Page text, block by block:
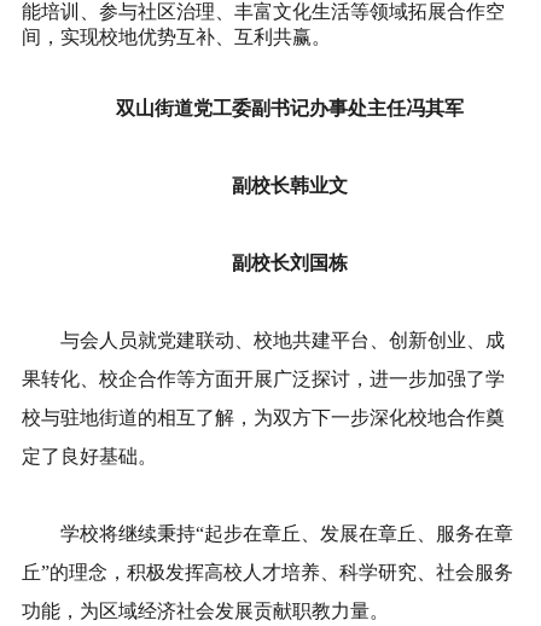
能培训、参与社区治理、丰富文化生活等领域拓展合作空
间，实现校地优势互补、互利共赢。
双山街道党工委副书记办事处主任冯其军
副校长韩业文
副校长刘国栋
与会人员就党建联动、校地共建平台、创新创业、成
果转化、校企合作等方面开展广泛探讨， 进一步加强了学
校与驻地街道的相互了解，为双方下一步深化校地合作奠
定了良好基础。
学校将继续秉持“起步在章丘、发展在章丘、服务在章
丘”的理念，积极发挥高校人才培养、科学研究、社会服务
功能，为区域经济社会发展贡献职教力量。